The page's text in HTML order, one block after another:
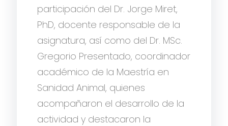
participación del Dr. Jorge Miret,
PhD, docente responsable de la
asignatura, así como del Dr. MSc.
Gregorio Presentado, coordinador
académico de la Maestría en
Sanidad Animal, quienes
acompañaron el desarrollo de la
actividad y destacaron la